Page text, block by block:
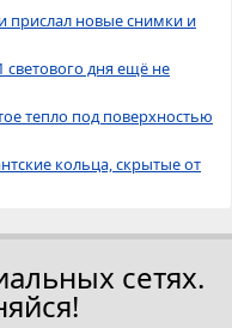
прислал новые снимки и
светового дня ещё не
тепло под поверхностью
кольца, скрытые от
сетях.